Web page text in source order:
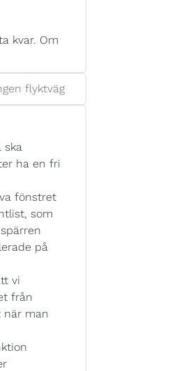
kvar. Om
flyktväg
ska
ha en fri
fönstret
som
på
vi
från
när man